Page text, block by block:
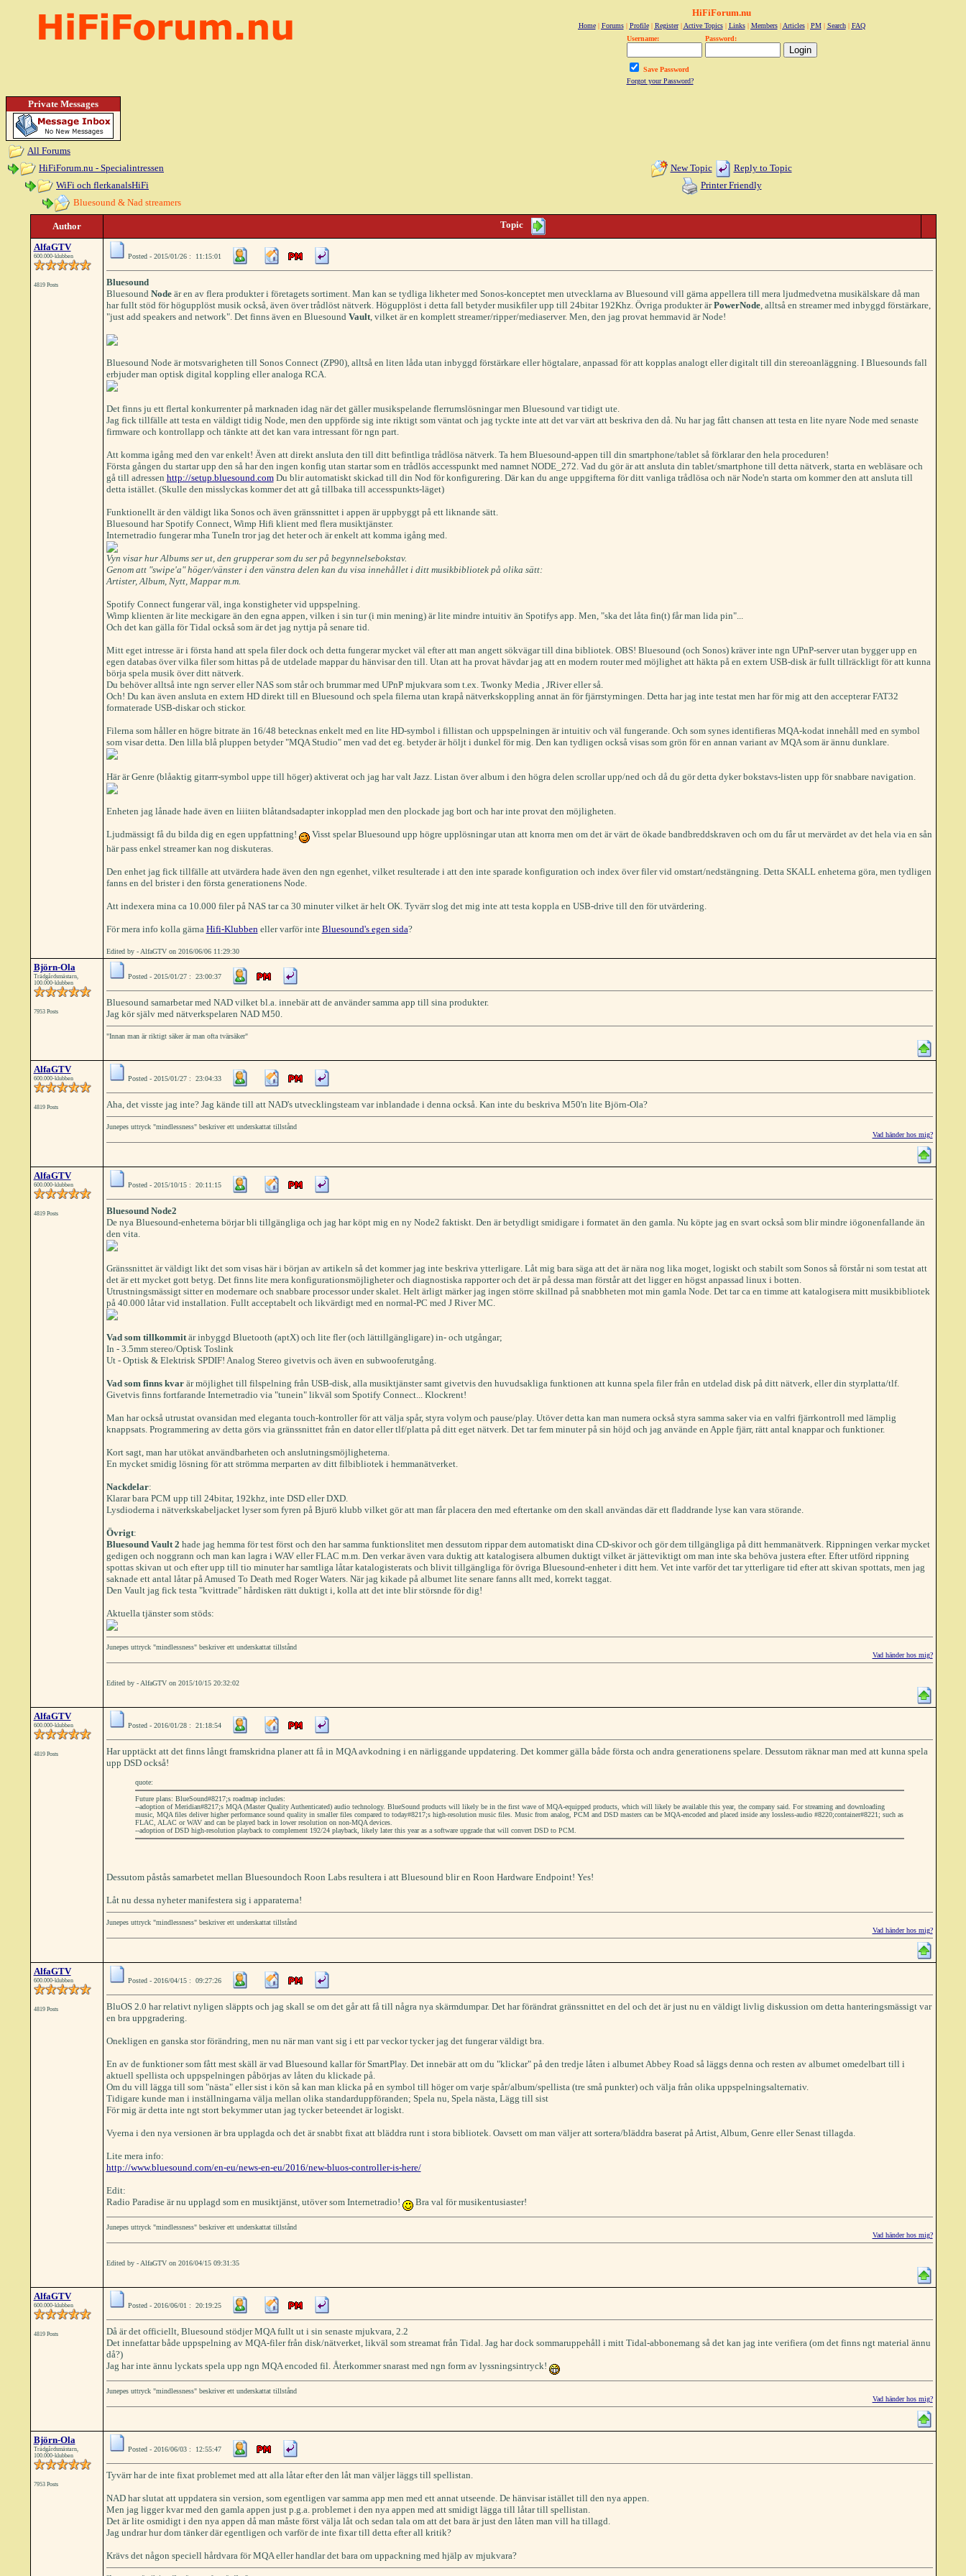
HiFiForum.nu
Home| Forums| Profile| Register| Active Topics| Links| Members| Articles| PM| Search| FAQ
Username:
Password:
Save Password
Forgot your Password?
Private Messages
All Forums
HiFiForum.nu - Specialintressen
WiFi och flerkanalsHiFi
Bluesound & Nad streamers
New Topic
Reply to Topic
Printer Friendly
Author Topic
AlfaGTV
600.000-klubben
4819 Posts
Posted - 2015/01/26 : 11:15:01
Bluesound
Bluesound Nodeär en av flera produkter i företagets sortiment. Man kan se tydliga likheter med Sonos-konceptet men utvecklarna av Bluesound vill gärna appellera till mera ljudmedvetna musikälskare då man
har fullt stöd för högupplöst musik också, även över trådlöst nätverk. Högupplöst i detta fall betyder musikfiler upp till 24bitar 192Khz. Övriga produkter ärPowerNode, alltså en streamer med inbyggd förstärkare,
"just add speakers and network". Det finns även en Bluesound Vault, vilket är en komplett streamer/ripper/mediaserver. Men, den jag provat hemmavid är Node!
Bluesound Node är motsvarigheten till Sonos Connect (ZP90), alltså en liten låda utan inbyggd förstärkare eller högtalare, anpassad för att kopplas analogt eller digitalt till din stereoanläggning. I Bluesounds fall
erbjuder man optisk digital koppling eller analoga RCA.
Det finns ju ett flertal konkurrenter på marknaden idag när det gäller musikspelande flerrumslösningar men Bluesound var tidigt ute.
Jag fick tillfälle att testa en väldigt tidig Node, men den uppförde sig inte riktigt som väntat och jag tyckte inte att det var värt att beskriva den då. Nu har jag fått chansen att testa en lite nyare Node med senaste
firmware och kontrollapp och tänkte att det kan vara intressant för ngn part.
Att komma igång med den var enkelt! Även att direkt ansluta den till ditt befintliga trådlösa nätverk. Ta hem Bluesound-appen till din smartphone/tablet så förklarar den hela proceduren!
Första gången du startar upp den så har den ingen konfig utan startar som en trådlös accesspunkt med namnet NODE_272. Vad du gör är att ansluta din tablet/smartphone till detta nätverk, starta en webläsare och
gå till adressen http://setup.bluesound.comDu blir automatiskt skickad till din Nod för konfigurering. Där kan du ange uppgifterna för ditt vanliga trådlösa och när Node'n starta om kommer den att ansluta till
detta istället. (Skulle den misslyckas kommer det att gå tillbaka till accesspunkts-läget)
Funktionellt är den väldigt lika Sonos och även gränssnittet i appen är uppbyggt på ett liknande sätt.
Bluesound har Spotify Connect, Wimp Hifi klient med flera musiktjänster.
Internetradio fungerar mha TuneIn tror jag det heter och är enkelt att komma igång med.
Vyn visar hur Albums ser ut, den grupperar som du ser på begynnelsebokstav.
Genom att "swipe'a" höger/vänster i den vänstra delen kan du visa innehållet i ditt musikbibliotek på olika sätt:
Artister, Album, Nytt, Mappar m.m.
Spotify Connect fungerar väl, inga konstigheter vid uppspelning.
Wimp klienten är lite meckigare än den egna appen, vilken i sin tur (i min mening) är lite mindre intuitiv än Spotifys app. Men, "ska det låta fin(t) får man lida pin"...
Och det kan gälla för Tidal också som är det jag nyttja på senare tid.
Mitt eget intresse är i första hand att spela filer dock och detta fungerar mycket väl efter att man angett sökvägar till dina bibliotek. OBS! Bluesound (och Sonos) kräver inte ngn UPnP-server utan bygger upp en
egen databas över vilka filer som hittas på de utdelade mappar du hänvisar den till. Utan att ha provat hävdar jag att en modern router med möjlighet att häkta på en extern USB-disk är fullt tillräckligt för att kunna
börja spela musik över ditt nätverk.
Du behöver alltså inte ngn server eller NAS som står och brummar med UPnP mjukvara som t.ex. Twonky Media , JRiver eller så.
Och! Du kan även ansluta en extern HD direkt till en Bluesound och spela filerna utan krapå nätverkskoppling annat än för fjärrstyrningen. Detta har jag inte testat men har för mig att den accepterar FAT32
formaterade USB-diskar och stickor.
Filerna som håller en högre bitrate än 16/48 betecknas enkelt med en lite HD-symbol i fillistan och uppspelningen är intuitiv och väl fungerande. Och som synes identifieras MQA-kodat innehåll med en symbol
som visar detta. Den lilla blå pluppen betyder "MQA Studio" men vad det eg. betyder är höljt i dunkel för mig. Den kan tydligen också visas som grön för en annan variant av MQA som är ännu dunklare.
Här är Genre (blåaktig gitarrr-symbol uppe till höger) aktiverat och jag har valt Jazz. Listan över album i den högra delen scrollar upp/ned och då du gör detta dyker bokstavs-listen upp för snabbare navigation.
Enheten jag lånade hade även en liiiten blåtandsadapter inkopplad men den plockade jag bort och har inte provat den möjligheten.
Ljudmässigt få du bilda dig en egen uppfattning!
Visst spelar Bluesound upp högre upplösningar utan att knorra men om det är värt de ökade bandbreddskraven och om du får ut mervärdet av det hela via en sån
här pass enkel streamer kan nog diskuteras.
Den enhet jag fick tillfälle att utvärdera hade även den ngn egenhet, vilket resulterade i att den inte sparade konfiguration och index över filer vid omstart/nedstängning. Detta SKALL enheterna göra, men tydligen
fanns en del brister i den första generationens Node.
Att indexera mina ca 10.000 filer på NAS tar ca 30 minuter vilket är helt OK. Tyvärr slog det mig inte att testa koppla en USB-drive till den för utvärdering.
För mera info kolla gärna Hifi-Klubben eller varför inte Bluesound's egen sida?
Edited by - AlfaGTV on 2016/06/06 11:29:30
Björn-Ola
Trädgårdsmästarn,
100.000-klubben
7953 Posts
Posted - 2015/01/27 : 23:00:37
Bluesound samarbetar med NAD vilket bl.a. innebär att de använder samma app till sina produkter.
Jag kör själv med nätverkspelaren NAD M50.
"Innan man är riktigt säker är man ofta tvärsäker"
AlfaGTV
600.000-klubben
4819 Posts
Posted - 2015/01/27 : 23:04:33
Aha, det visste jag inte? Jag kände till att NAD's utvecklingsteam var inblandade i denna också. Kan inte du beskriva M50'n lite Björn-Ola?
Junepes uttryck "mindlessness" beskriver ett underskattat tillstånd
Vad händer hos mig?
AlfaGTV
600.000-klubben
4819 Posts
Posted - 2015/10/15 : 20:11:15
Bluesound Node2
De nya Bluesound-enheterna börjar bli tillgängliga och jag har köpt mig en ny Node2 faktiskt. Den är betydligt smidigare i formatet än den gamla. Nu köpte jag en svart också som blir mindre iögonenfallande än
den vita.
Gränssnittet är väldigt likt det som visas här i början av artikeln så det kommer jag inte beskriva ytterligare. Låt mig bara säga att det är nära nog lika moget, logiskt och stabilt som Sonos så förstår ni som testat att
det är ett mycket gott betyg. Det finns lite mera konfigurationsmöjligheter och diagnostiska rapporter och det är på dessa man förstår att det ligger en högst anpassad linux i botten.
Utrustningsmässigt sitter en modernare och snabbare processor under skalet. Helt ärligt märker jag ingen större skillnad på snabbheten mot min gamla Node. Det tar ca en timme att katalogisera mitt musikbibliotek
på 40.000 låtar vid installation. Fullt acceptabelt och likvärdigt med en normal-PC med J River MC.
Vad som tillkommitär inbyggd Bluetooth (aptX) och lite fler (och lättillgängligare) in- och utgångar;
In - 3.5mm stereo/Optisk Toslink
Ut - Optisk & Elektrisk SPDIF! Analog Stereo givetvis och även en subwooferutgång.
Vad som finns kvarär möjlighet till filspelning från USB-disk, alla musiktjänster samt givetvis den huvudsakliga funktionen att kunna spela filer från en utdelad disk på ditt nätverk, eller din styrplatta/tlf.
Givetvis finns fortfarande Internetradio via "tunein" likväl som Spotify Connect... Klockrent!
Man har också utrustat ovansidan med eleganta touch-kontroller för att välja spår, styra volym och pause/play. Utöver detta kan man numera också styra samma saker via en valfri fjärrkontroll med lämplig
knappsats. Programmering av detta görs via gränssnittet från en dator eller tlf/platta på ditt eget nätverk. Det tar fem minuter på sin höjd och jag använde en Apple fjärr, rätt antal knappar och funktioner.
Kort sagt, man har utökat användbarheten och anslutningsmöjligheterna.
En mycket smidig lösning för att strömma merparten av ditt filbibliotek i hemmanätverket.
Nackdelar:
Klarar bara PCM upp till 24bitar, 192khz, inte DSD eller DXD.
Lysdioderna i nätverkskabeljacket lyser som fyren på Bjurö klubb vilket gör att man får placera den med eftertanke om den skall användas där ett fladdrande lyse kan vara störande.
Övrigt:
Bluesound Vault 2 hade jag hemma för test först och den har samma funktionslitet men dessutom rippar dem automatiskt dina CD-skivor och gör dem tillgängliga på ditt hemmanätverk. Rippningen verkar mycket
gedigen och noggrann och man kan lagra i WAV eller FLAC m.m. Den verkar även vara duktig att katalogisera albumen duktigt vilket är jätteviktigt om man inte ska behöva justera efter. Efter utförd rippning
spottas skivan ut och efter upp till tio minuter har samtliga låtar katalogisterats och blivit tillgängliga för övriga Bluesound-enheter i ditt hem. Vet inte varför det tar ytterligare tid efter att skivan spottats, men jag
saknade ett antal låtar på Amused To Death med Roger Waters. När jag kikade på albumet lite senare fanns allt med, korrekt taggat.
Den Vault jag fick testa "kvittrade" hårdisken rätt duktigt i, kolla att det inte blir störsnde för dig!
Aktuella tjänster som stöds:
Junepes uttryck "mindlessness" beskriver ett underskattat tillstånd
Vad händer hos mig?
Edited by - AlfaGTV on 2015/10/15 20:32:02
AlfaGTV
600.000-klubben
4819 Posts
Posted - 2016/01/28 : 21:18:54
Har upptäckt att det finns långt framskridna planer att få in MQA avkodning i en närliggande uppdatering. Det kommer gälla både första och andra generationens spelare. Dessutom räknar man med att kunna spela
upp DSD också!
quote:
Future plans: BlueSound#8217;s roadmap includes:
--adoption of Meridian#8217;s MQA (Master Quality Authenticated) audio technology. BlueSound products will likely be in the first wave of MQA-equipped products, which will likely be available this year, the company said. For streaming and downloading
music, MQA files deliver higher performance sound quality in smaller files compared to today#8217;s high-resolution music files. Music from analog, PCM and DSD masters can be MQA-encoded and placed inside any lossless-audio #8220;container#8221; such as
FLAC, ALAC or WAV and can be played back in lower resolution on non-MQA devices.
--adoption of DSD high-resolution playback to complement 192/24 playback, likely later this year as a software upgrade that will convert DSD to PCM.
Dessutom påstås samarbetet mellan Bluesoundoch Roon Labs resultera i att Bluesound blir en Roon Hardware Endpoint! Yes!
Låt nu dessa nyheter manifestera sig i apparaterna!
Junepes uttryck "mindlessness" beskriver ett underskattat tillstånd
Vad händer hos mig?
AlfaGTV
600.000-klubben
4819 Posts
Posted - 2016/04/15 : 09:27:26
BluOS 2.0 har relativt nyligen släppts och jag skall se om det går att få till några nya skärmdumpar. Det har förändrat gränssnittet en del och det är just nu en väldigt livlig diskussion om detta hanteringsmässigt var
en bra uppgradering.
Onekligen en ganska stor förändring, men nu när man vant sig i ett par veckor tycker jag det fungerar väldigt bra.
En av de funktioner som fått mest skäll är vad Bluesound kallar för SmartPlay. Det innebär att om du "klickar" på den tredje låten i albumet Abbey Road så läggs denna och resten av albumet omedelbart till i
aktuell spellista och uppspelningen påbörjas av låten du klickade på.
Om du vill lägga till som "nästa" eller sist i kön så kan man klicka på en symbol till höger om varje spår/album/spellista (tre små punkter) och välja från olika uppspelningsalternativ.
Tidigare kunde man i inställningarna välja mellan olika standarduppföranden; Spela nu, Spela nästa, Lägg till sist
För mig är detta inte ngt stort bekymmer utan jag tycker beteendet är logiskt.
Vyerna i den nya versionen är bra upplagda och det är snabbt fixat att bläddra runt i stora bibliotek. Oavsett om man väljer att sortera/bläddra baserat på Artist, Album, Genre eller Senast tillagda.
Lite mera info:
http://www.bluesound.com/en-eu/news-en-eu/2016/new-bluos-controller-is-here/
Edit:
Radio Paradise är nu upplagd som en musiktjänst, utöver som Internetradio!
Bra val för musikentusiaster!
Junepes uttryck "mindlessness" beskriver ett underskattat tillstånd
Vad händer hos mig?
Edited by - AlfaGTV on 2016/04/15 09:31:35
AlfaGTV
600.000-klubben
4819 Posts
Posted - 2016/06/01 : 20:19:25
Då är det officiellt, Bluesound stödjer MQA fullt ut i sin senaste mjukvara, 2.2
Det innefattar både uppspelning av MQA-filer från disk/nätverket, likväl som streamat från Tidal. Jag har dock sommaruppehåll i mitt Tidal-abbonemang så det kan jag inte verifiera (om det finns ngt material ännu
då?)
Jag har inte ännu lyckats spela upp ngn MQA encoded fil. Återkommer snarast med ngn form av lyssningsintryck!
Junepes uttryck "mindlessness" beskriver ett underskattat tillstånd
Vad händer hos mig?
Björn-Ola
Trädgårdsmästarn,
100.000-klubben
7953 Posts
Posted - 2016/06/03 : 12:55:47
Tyvärr har de inte fixat problemet med att alla låtar efter den låt man väljer läggs till spellistan.
NAD har slutat att uppdatera sin version, som egentligen var samma app men med ett annat utseende. De hänvisar istället till den nya appen.
Men jag ligger kvar med den gamla appen just p.g.a. problemet i den nya appen med att smidigt lägga till låtar till spellistan.
Det är lite osmidigt i den nya appen då man måste först välja låt och sedan tala om att det bara är just den låten man vill ha tillagd.
Jag undrar hur dom tänker där egentligen och varför de inte fixar till detta efter all kritik?
Krävs det någon speciell hårdvara för MQA eller handlar det bara om uppackning med hjälp av mjukvara?